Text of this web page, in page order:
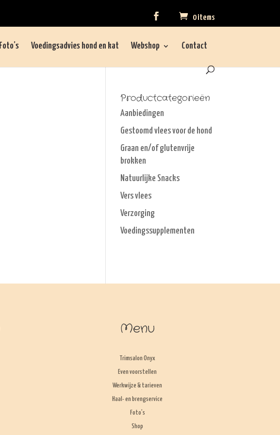
0 items
Foto’s Voedingsadvies hond en kat Webshop Contact
Productcategorieën
Aanbiedingen
Gestoomd vlees voor de hond
Graan en/of glutenvrije
brokken
Natuurlijke Snacks
Vers vlees
Verzorging
Voedingssupplementen
Menu
Trimsalon Onyx
Even voorstellen
Werkwijze & tarieven
Haal- en brengservice
Foto’s
Shop